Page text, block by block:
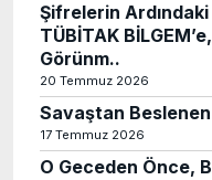
Şifrelerin Ardındaki
TÜBİTAK
Görünm..
20 Temmuz 2026
Savaştan
17 Temmuz 2026
O Geceden Önce,